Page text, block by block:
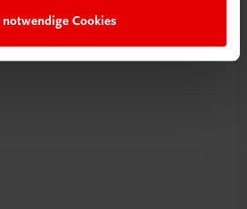
Cookies